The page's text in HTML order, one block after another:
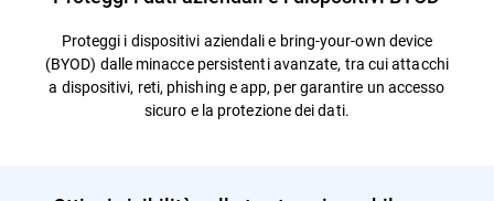
Proteggi i dispositivi aziendali e bring-your-own device
(BYOD) dalle minacce persistenti avanzate, tra cui attacchi
a dispositivi, reti, phishing e app, per garantire un accesso
sicuro e la protezione dei dati.